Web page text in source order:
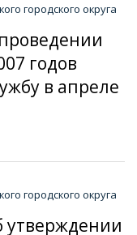
городского округа
годов
в апреле
городского округа
утверждении